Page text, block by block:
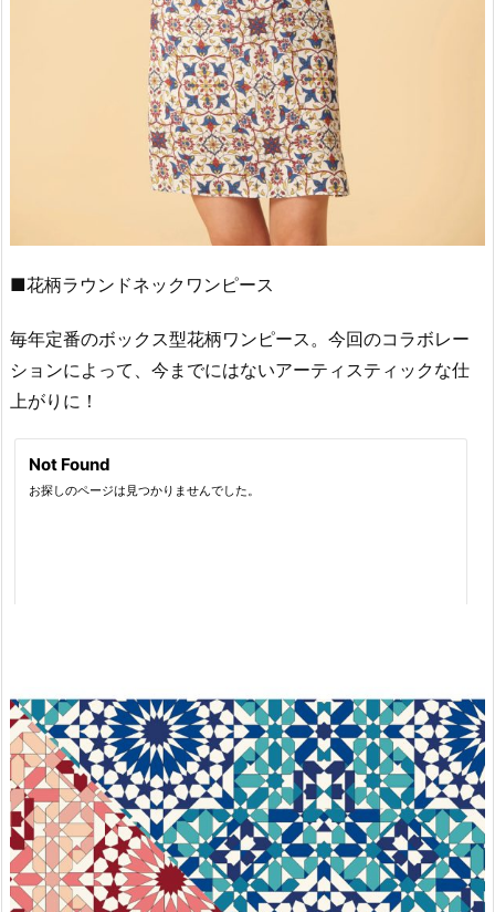
■花柄ラウンドネックワンピース
毎年定番のボックス型花柄ワンピース。今回のコラボレー
ションによって、今までにはないアーティスティックな仕
上がりに！